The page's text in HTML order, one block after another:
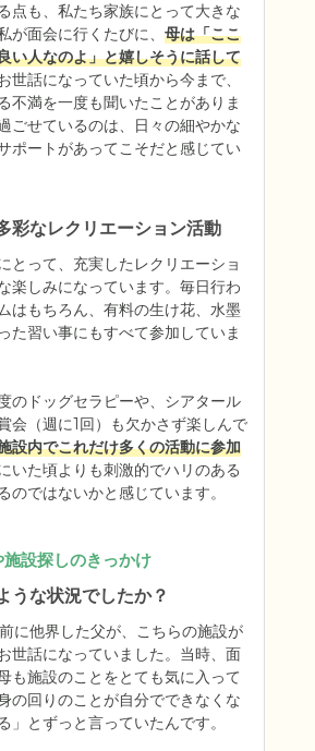
点も、私たち家族にとって大きな
が面会に行くたびに、 母は「ここ
い人なのよ」と嬉しそうに話して
世話になっていた頃から今まで、
不満を一度も聞いたことがありま
ごせているのは、日々の細やかな
ポートがあってこそだと感じてい
彩なレクリエーション活動
とって、充実したレクリエーショ
楽しみになっています。毎日行わ
はもちろん、有料の生け花、水墨
た習い事にもすべて参加していま
のドッグセラピーや、シアタール
会（週に1回）も欠かさず楽しんで
設内でこれだけ多くの活動に参加
いた頃よりも刺激的でハリのある
のではないかと感じています。
設探しのきっかけ
うな状況でしたか？
に他界した父が、こちらの施設が
世話になっていました。当時、面
も施設のことをとても気に入って
の回りのことが自分でできなくな
」とずっと言っていたんです。